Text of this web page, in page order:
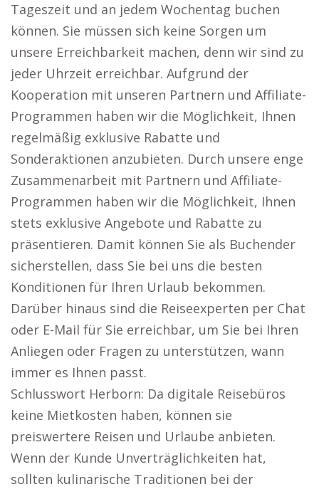
Tageszeit und an jedem Wochentag buchen
können. Sie müssen sich keine Sorgen um
unsere Erreichbarkeit machen, denn wir sind zu
jeder Uhrzeit erreichbar. Aufgrund der
Kooperation mit unseren Partnern und Affiliate-
Programmen haben wir die Möglichkeit, Ihnen
regelmäßig exklusive Rabatte und
Sonderaktionen anzubieten. Durch unsere enge
Zusammenarbeit mit Partnern und Affiliate-
Programmen haben wir die Möglichkeit, Ihnen
stets exklusive Angebote und Rabatte zu
präsentieren. Damit können Sie als Buchender
sicherstellen, dass Sie bei uns die besten
Konditionen für Ihren Urlaub bekommen.
Darüber hinaus sind die Reiseexperten per Chat
oder E-Mail für Sie erreichbar, um Sie bei Ihren
Anliegen oder Fragen zu unterstützen, wann
immer es Ihnen passt.
Schlusswort Herborn: Da digitale Reisebüros
keine Mietkosten haben, können sie
preiswertere Reisen und Urlaube anbieten.
Wenn der Kunde Unverträglichkeiten hat,
sollten kulinarische Traditionen bei der